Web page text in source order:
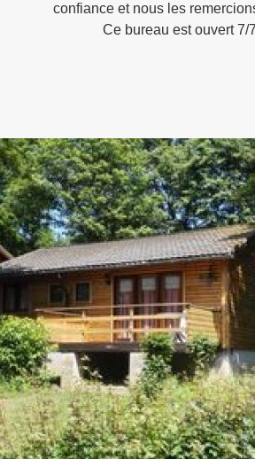
confiance et nous les
Ce bureau est ouvert 7/